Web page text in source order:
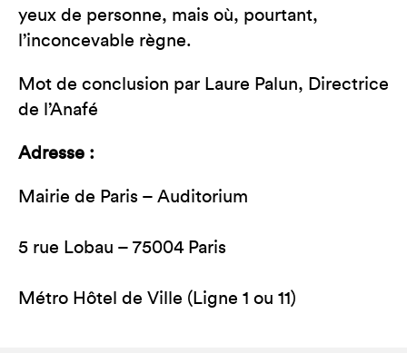
yeux de personne, mais où, pourtant,
l’inconcevable règne.
Mot de conclusion par Laure Palun, Directrice
de l’Anafé
Adresse :
Mairie de Paris – Auditorium
5 rue Lobau – 75004 Paris
Métro Hôtel de Ville (Ligne 1 ou 11)